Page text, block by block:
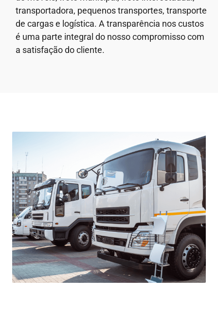
transportadora, pequenos transportes, transporte
de cargas e logística. A transparência nos custos
é uma parte integral do nosso compromisso com
a satisfação do cliente.